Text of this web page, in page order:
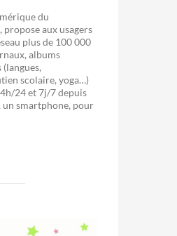
du
aux usagers
plus de 100 000
albums
scolaire, yoga…)
24 et 7j/7 depuis
smartphone, pour